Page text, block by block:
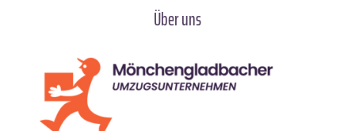
Über uns